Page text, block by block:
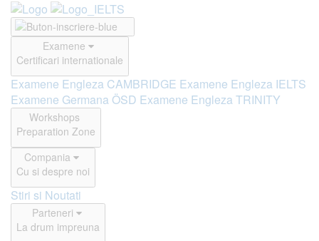
Examene
Certificari internationale
Examene Engleza CAMBRIDGE Examene Engleza IELTS
Examene Germana ÖSD Examene Engleza TRINITY
Workshops
Preparation Zone
Compania
Cu si despre noi
Stiri si Noutati
Parteneri
La drum impreuna